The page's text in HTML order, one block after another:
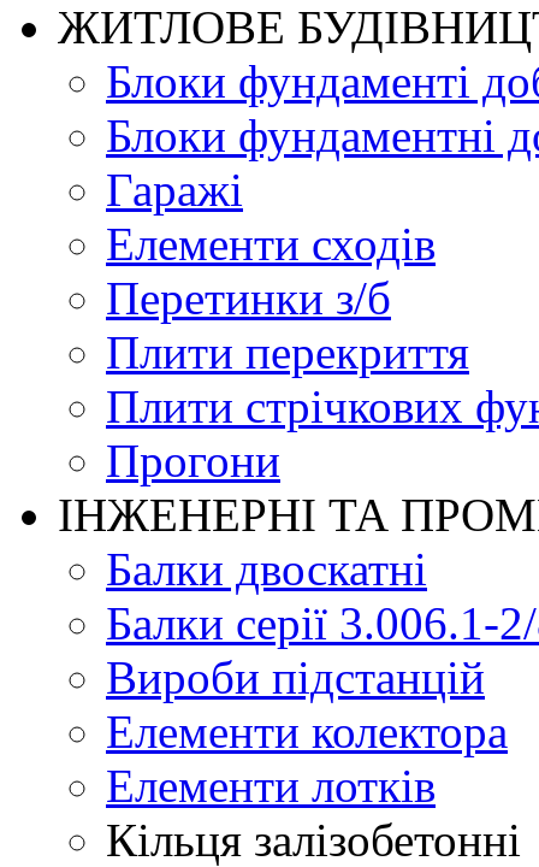
ЖИТЛОВЕ
Блоки фундаменті
Блоки фундаментні
Гаражі
Елементи сходів
Перетинки з/б
Плити перекриття
Плити стрічкових
Прогони
ІНЖЕНЕРНІ ТА
Балки двоскатні
Балки серії 3.006.1-
Вироби підстанцій
Елементи колектора
Елементи лотків
Кільця залізобетонні